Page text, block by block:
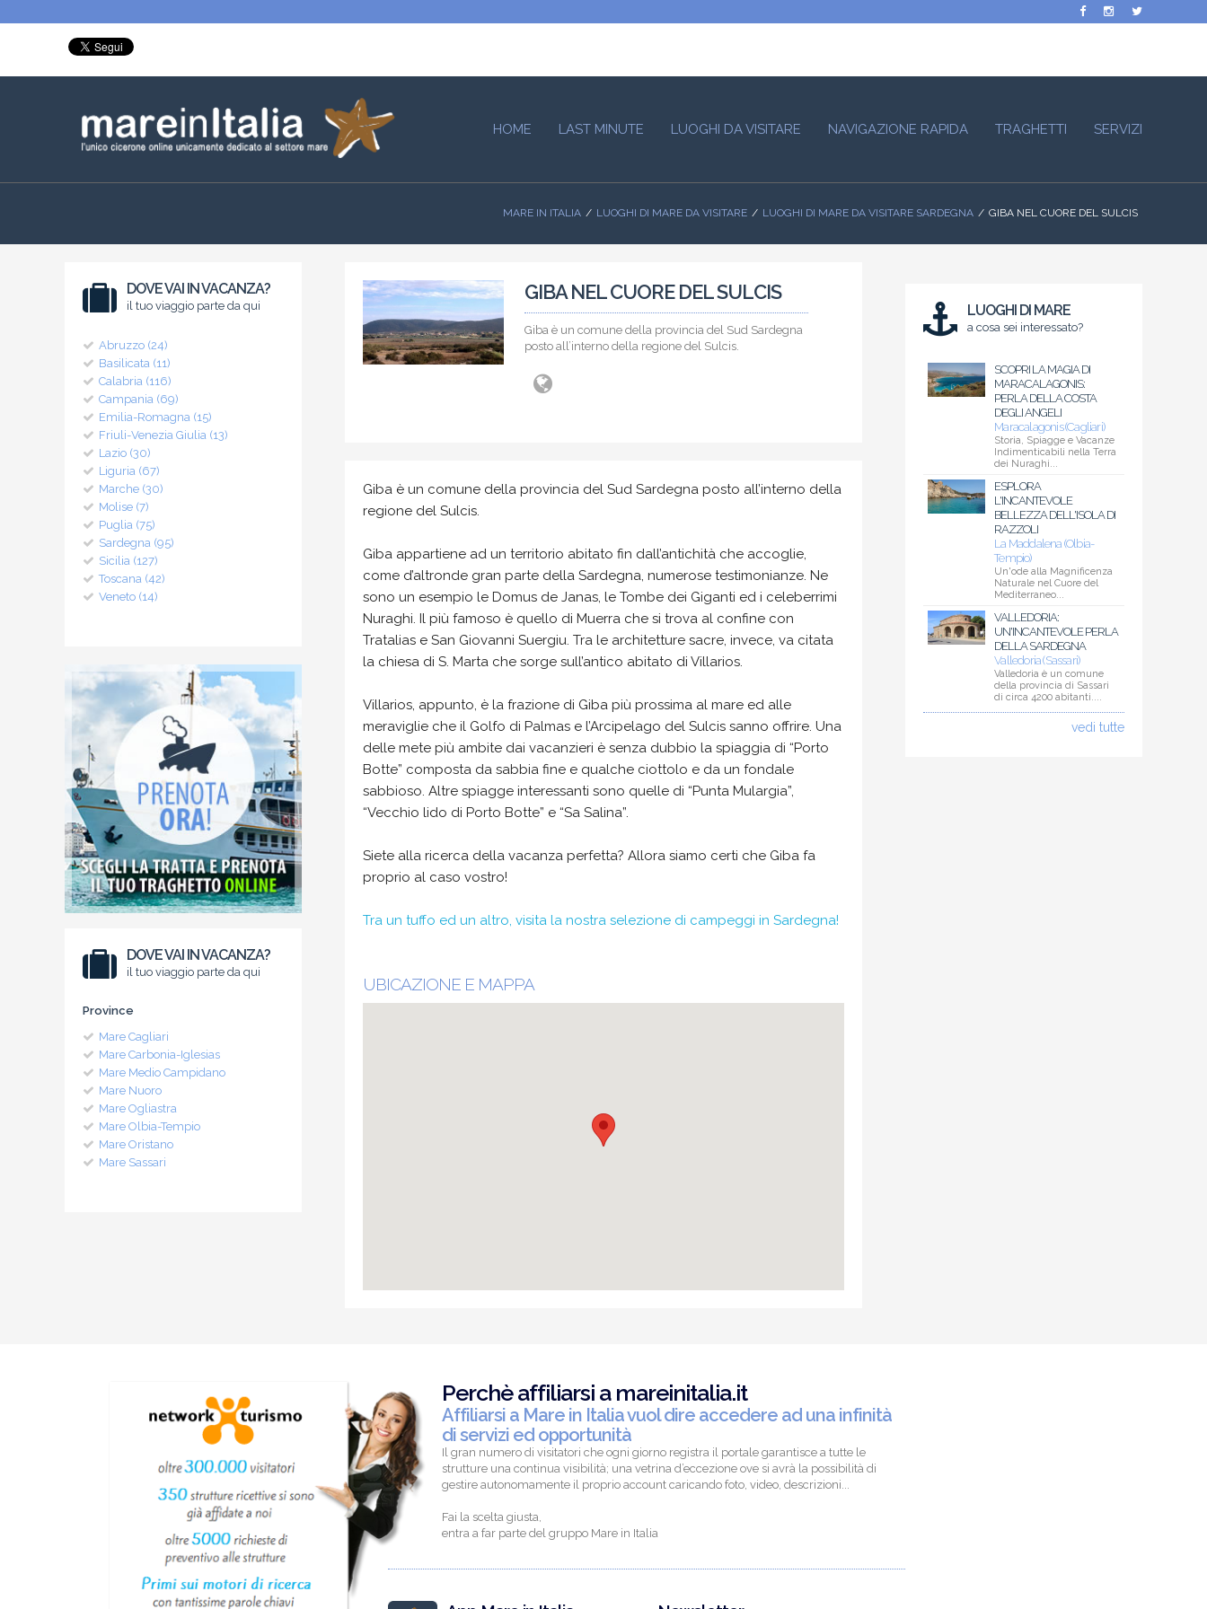
HOME LAST MINUTE LUOGHI DA VISITARE NAVIGAZIONE RAPIDA TRAGHETTI SERVIZI
MARE IN ITALIA LUOGHI DI MARE DA VISITARE LUOGHI DI MARE DA VISITARE SARDEGNA GIBA NEL CUORE DEL SULCIS
DOVE VAI IN VACANZA?
il tuo viaggio parte da qui
Abruzzo (24)
Basilicata (11)
Calabria (116)
Campania (69)
Emilia-Romagna (15)
Friuli-Venezia Giulia (13)
Lazio (30)
Liguria (67)
Marche (30)
Molise (7)
Puglia (75)
Sardegna (95)
Sicilia (127)
Toscana (42)
Veneto (14)
DOVE VAI IN VACANZA?
il tuo viaggio parte da qui
Province
Mare Cagliari
Mare Carbonia-Iglesias
Mare Medio Campidano
Mare Nuoro
Mare Ogliastra
Mare Olbia-Tempio
Mare Oristano
Mare Sassari
GIBA NEL CUORE DEL SULCIS
Giba è un comune della provincia del Sud Sardegna
posto all’interno della regione del Sulcis.
Giba è un comune della provincia del Sud Sardegna posto all’interno della
regione del Sulcis.
Giba appartiene ad un territorio abitato fin dall’antichità che accoglie,
come d’altronde gran parte della Sardegna, numerose testimonianze. Ne
sono un esempio le Domus de Janas, le Tombe dei Giganti ed i celeberrimi
Nuraghi. Il più famoso è quello di Muerra che si trova al confine con
Tratalias e San Giovanni Suergiu. Tra le architetture sacre, invece, va citata
la chiesa di S. Marta che sorge sull’antico abitato di Villarios.
Villarios, appunto, è la frazione di Giba più prossima al mare ed alle
meraviglie che il Golfo di Palmas e l’Arcipelago del Sulcis sanno offrire. Una
delle mete più ambite dai vacanzieri è senza dubbio la spiaggia di “Porto
Botte” composta da sabbia fine e qualche ciottolo e da un fondale
sabbioso. Altre spiagge interessanti sono quelle di “Punta Mulargia”,
“Vecchio lido di Porto Botte” e “Sa Salina”.
Siete alla ricerca della vacanza perfetta? Allora siamo certi che Giba fa
proprio al caso vostro!
Tra un tuffo ed un altro, visita la nostra selezione di campeggi in Sardegna!
UBICAZIONE E MAPPA
LUOGHI DI MARE
a cosa sei interessato?
SCOPRI LA MAGIA DI
MARACALAGONIS:
PERLA DELLA COSTA
DEGLI ANGELI
Maracalagonis (Cagliari)
Storia, Spiagge e Vacanze
Indimenticabili nella Terra
dei Nuraghi...
ESPLORA
L'INCANTEVOLE
BELLEZZA DELL'ISOLA DI
RAZZOLI
La Maddalena (Olbia-
Tempio)
Un'ode alla Magnificenza
Naturale nel Cuore del
Mediterraneo...
VALLEDORIA:
UN'INCANTEVOLE PERLA
DELLA SARDEGNA
Valledoria (Sassari)
Valledoria è un comune
della provincia di Sassari
di circa 4200 abitanti....
vedi tutte
Perchè affiliarsi a mareinitalia.it
Affiliarsi a Mare in Italia vuol dire accedere ad una infinità
di servizi ed opportunità
Il gran numero di visitatori che ogni giorno registra il portale garantisce a tutte le
strutture una continua visibilità; una vetrina d’eccezione ove si avrà la possibilità di
gestire autonomamente il proprio account caricando foto, video, descrizioni...
Fai la scelta giusta,
entra a far parte del gruppo Mare in Italia